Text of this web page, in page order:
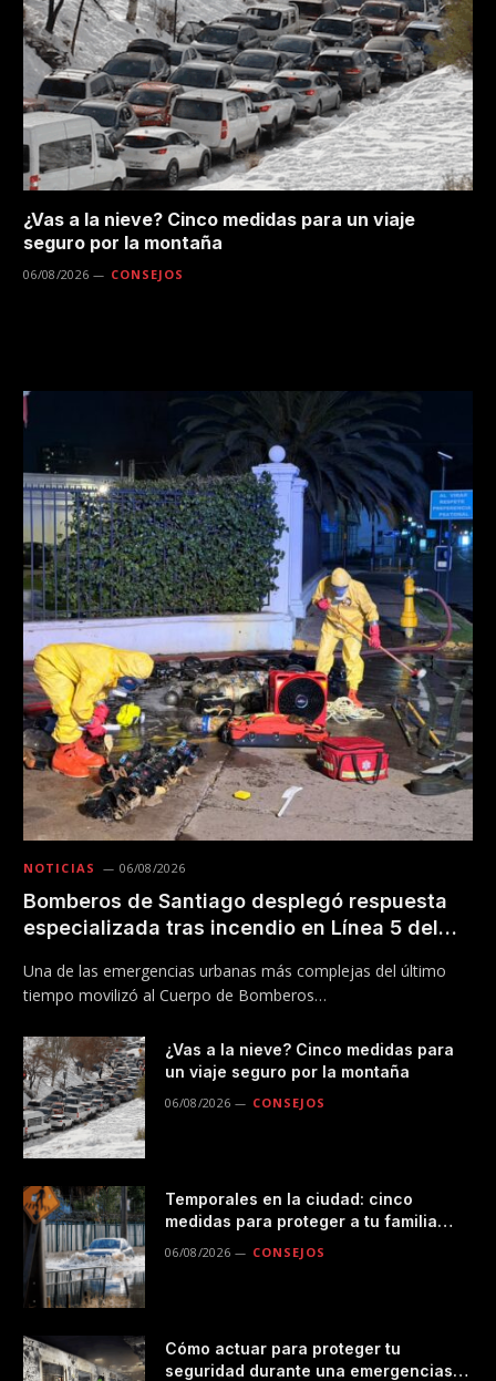
¿Vas a la nieve? Cinco medidas para un viaje
seguro por la montaña
06/08/2026 CONSEJOS
NOTICIAS 06/08/2026
Bomberos de Santiago desplegó respuesta
especializada tras incendio en Línea 5 del
Una de las emergencias urbanas más complejas del último
tiempo movilizó al Cuerpo de Bomberos…
¿Vas a la nieve? Cinco medidas para
un viaje seguro por la montaña
06/08/2026 CONSEJOS
Temporales en la ciudad: cinco
medidas para proteger a tu familia
06/08/2026 CONSEJOS
Cómo actuar para proteger tu
seguridad durante una emergencias